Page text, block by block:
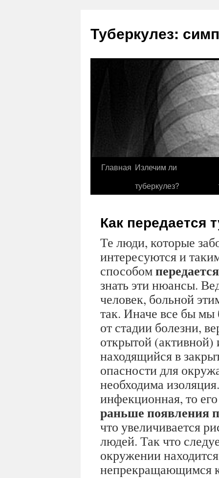
Туберкулез:
Главная Излечим ли
туберкулез?
Как передается
Те люди, которые
интересуются и
способом
знать эти нюансы.
человек, больной
так. Иначе все бы
от стадии болезни,
открытой
находящийся в
опасности для
необходима
инфекционная, то
раньше появления
что увеличивается
людей. Так что
окружении
непрекращающимся